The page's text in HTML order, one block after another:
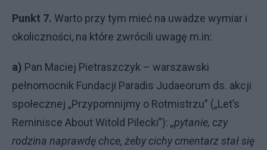
Punkt 7. Warto przy tym mieć na uwadze wymiar i
okoliczności, na które zwrócili uwagę m.in:
a) Pan Maciej Pietraszczyk – warszawski
pełnomocnik Fundacji Paradis Judaeorum ds. akcji
społecznej „Przypomnijmy o Rotmistrzu” („Let’s
Reminisce About Witold Pilecki”): „pytanie, czy
rodzina naprawdę chce, żeby cichy cmentarz stał się